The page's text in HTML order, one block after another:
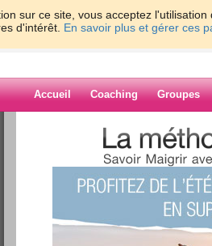
sur ce site, vous acceptez
d'intérêt. En savoir plus et gérer ces
Accueil Coaching Groupes
> > bonjour
Blog de jules
bonjour